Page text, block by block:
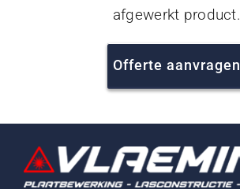
afgewerkt product.
Offerte aanvragen